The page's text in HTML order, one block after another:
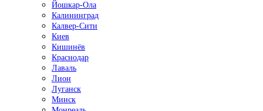
Йошкар-Ола
Калининград
Калвер-Сити
Киев
Кишинёв
Краснодар
Лаваль
Лион
Луганск
Минск